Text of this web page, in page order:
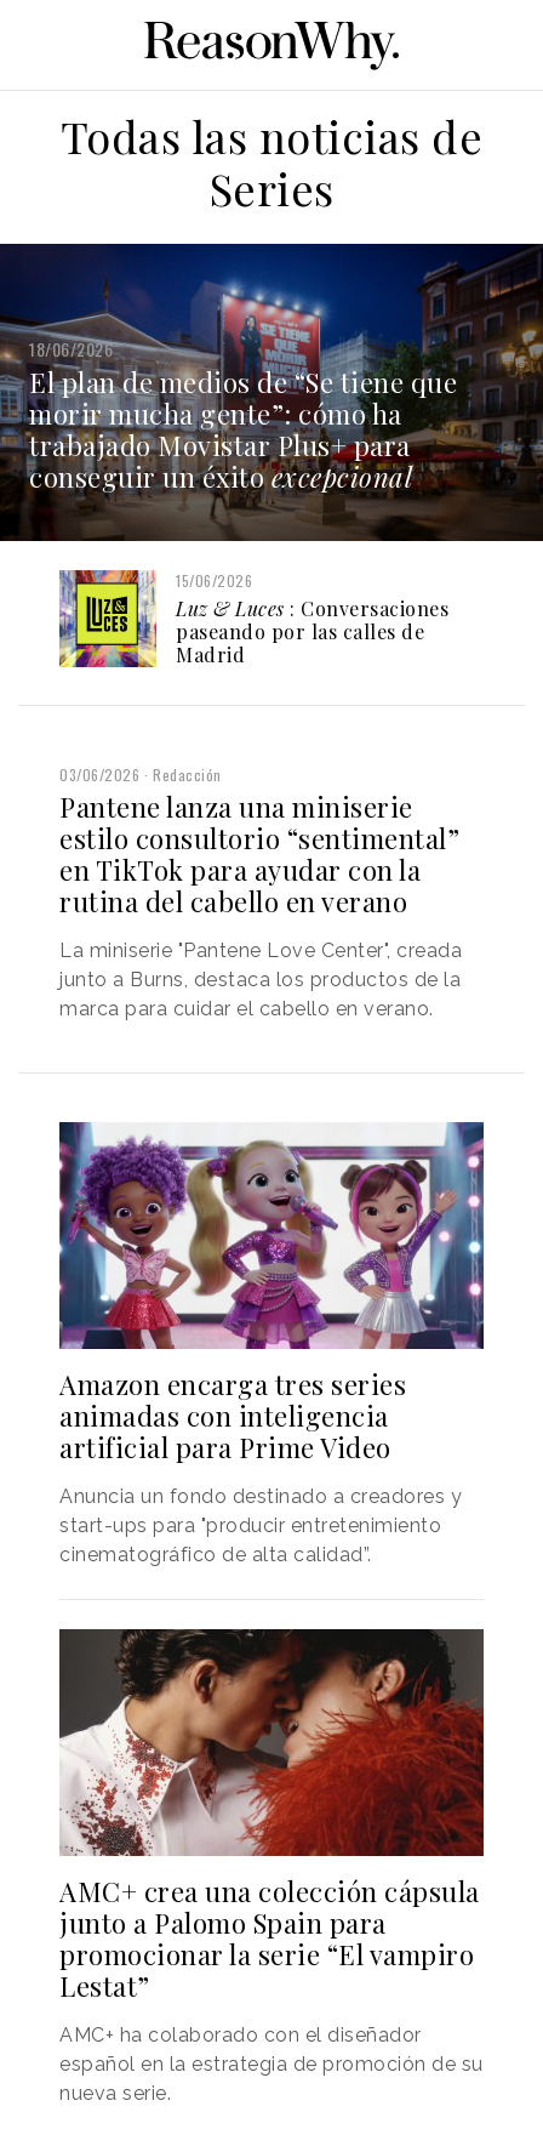
Todas las noticias de
Series
18/06/2026
El plan de medios de “Se tiene que
morir mucha gente”: cómo ha
trabajado Movistar Plus+ para
conseguir un éxitoexcepcional
15/06/2026
Luz & Luces : Conversaciones
paseando por las calles de
Madrid
03/06/2026 Redacción
Pantene lanza una miniserie
estilo consultorio “sentimental”
en TikTok para ayudar con la
rutina del cabello en verano
La miniserie "Pantene Love Center", creada
junto a Burns, destaca los productos de la
marca para cuidar el cabello en verano.
Amazon encarga tres series
animadas con inteligencia
artificial para Prime Video
Anuncia un fondo destinado a creadores y
start-ups para "producir entretenimiento
cinematográfico de alta calidad”.
AMC+ crea una colección cápsula
junto a Palomo Spain para
promocionar la serie “El vampiro
Lestat”
AMC+ ha colaborado con el diseñador
español en la estrategia de promoción de su
nueva serie.